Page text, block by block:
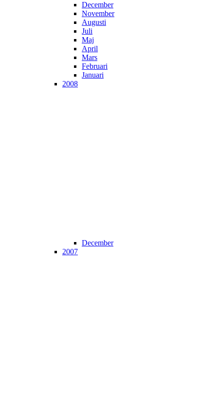
December
November
Augusti
Juli
Maj
April
Mars
Februari
Januari
2008
December
2007